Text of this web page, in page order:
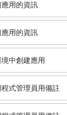
用的資訊
用的資訊
中創建應用
式管理員用備註